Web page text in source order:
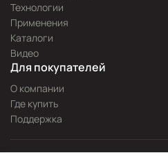
Технологии
Применения
Каталоги
Видео
Для покупателей
О компании
Где купить
Поддержка